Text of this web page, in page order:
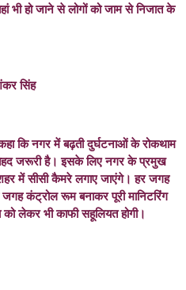
भी हो जाने से लोगों को जाम से निजात के
सिंह
कि नगर में बढ़ती दुर्घटनाओं के रोकथाम
बेहद जरूरी है। इसके लिए नगर के प्रमुख
में सीसी कैमरे लगाए जाएंगे। हर जगह
कंट्रोल रूम बनाकर पूरी मानिटरिंग
को लेकर भी काफी सहूलियत होगी।